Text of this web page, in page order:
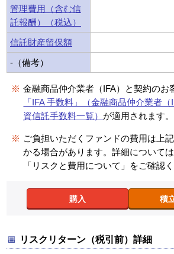
管理費用（含む信
託報酬）（税込）
信託財産留保額
-（備考）
※ 金融商品仲介業者（IFA）と契約のお
「IFA 手数料」（金融商品仲介業者
資信託手数料一覧） が適用されます。
※ ご負担いただくファンドの費用は上
かる場合があります。詳細について
「リスクと費用について」をご確認
購入 積
リスクリターン（税引前）詳細